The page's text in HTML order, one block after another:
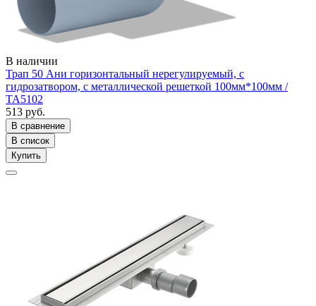
В наличии
Трап 50 Ани горизонтальный нерегулируемый, с
гидрозатвором, с металлической решеткой 100мм*100мм /
ТА5102
513 руб.
В сравнение
В список
Купить